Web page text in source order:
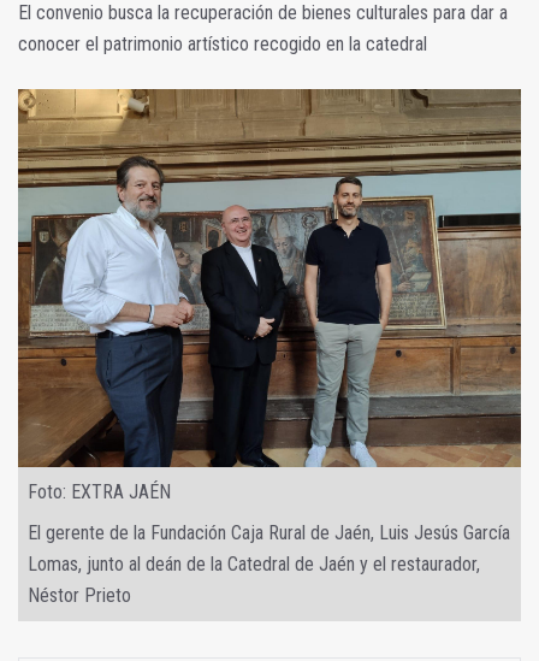
El convenio busca la recuperación de bienes culturales para dar a
conocer el patrimonio artístico recogido en la catedral
Foto: EXTRA JAÉN
El gerente de la Fundación Caja Rural de Jaén, Luis Jesús García
Lomas, junto al deán de la Catedral de Jaén y el restaurador,
Néstor Prieto